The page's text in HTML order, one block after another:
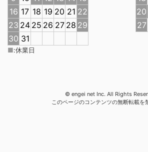
16 17 18 19 20 21 22
23 24 25 26 27 28 29
30 31
20
27
■:休業日
© engei net Inc. All Rights
このページのコンテンツの無断転載を